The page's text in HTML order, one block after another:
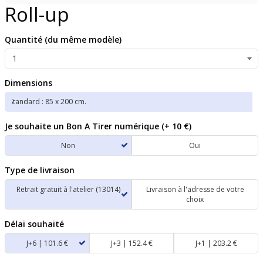
Roll-up
Quantité (du même modèle)
Dimensions
Je souhaite un Bon A Tirer numérique (+ 10 €)
Non Oui
Type de livraison
Retrait gratuit à l'atelier (13014)
Livraison à l'adresse de votre
choix
Délai souhaité
J+6 | 101.6 € J+3 | 152.4 € J+1 | 203.2 €